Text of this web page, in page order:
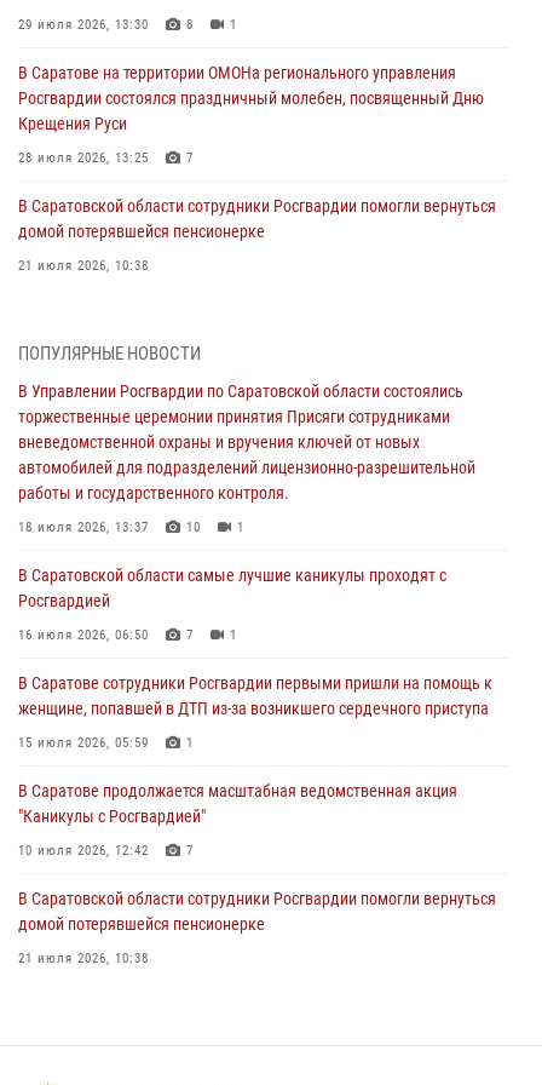
29 июля 2026, 13:30 8 1
В Саратове на территории ОМОНа регионального управления
Росгвардии состоялся праздничный молебен, посвященный Дню
Крещения Руси
28 июля 2026, 13:25 7
В Саратовской области сотрудники Росгвардии помогли вернуться
домой потерявшейся пенсионерке
21 июля 2026, 10:38
вневедомственной охраны и вручения ключей от новых
автомобилей для подразделений лицензионно-разрешительной
работы и государственного контроля.
18 июля 2026, 13:37 10 1
В Саратовской области самые лучшие каникулы проходят с
Росгвардией
В Саратове сотрудники Росгвардии первыми пришли на помощь к
женщине, попавшей в ДТП из-за возникшего сердечного приступа
В Саратове продолжается масштабная ведомственная акция
"Каникулы с Росгвардией"
В Саратовской области при содействии спецназа Росгвардии
задержан подозреваемый в незаконном обороте наркотиков
ПОПУЛЯРНЫЕ НОВОСТИ
В Управлении Росгвардии по Саратовской области состоялись
торжественные церемонии принятия Присяги сотрудниками
вневедомственной охраны и вручения ключей от новых
автомобилей для подразделений лицензионно-разрешительной
работы и государственного контроля.
18 июля 2026, 13:37 10 1
В Саратовской области самые лучшие каникулы проходят с
Росгвардией
16 июля 2026, 06:50 7 1
В Саратове сотрудники Росгвардии первыми пришли на помощь к
женщине, попавшей в ДТП из-за возникшего сердечного приступа
15 июля 2026, 05:59 1
В Саратове продолжается масштабная ведомственная акция
"Каникулы с Росгвардией"
10 июля 2026, 12:42 7
В Саратовской области сотрудники Росгвардии помогли вернуться
домой потерявшейся пенсионерке
21 июля 2026, 10:38